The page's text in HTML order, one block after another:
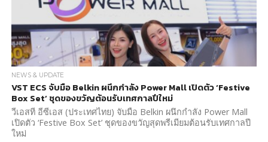
NEWS & UPDATE
VST ECS จับมือ Belkin ผนึกกำลัง Power Mall เปิดตัว ‘Festive
Box Set’ ชุดของขวัญต้อนรับเทศกาลปีใหม่
วีเอสที อีซีเอส (ประเทศไทย) จับมือ Belkin ผนึกกำลัง Power Mall
เปิดตัว ‘Festive Box Set’ ชุดของขวัญสุดพรีเมียมต้อนรับเทศกาลปี
ใหม่